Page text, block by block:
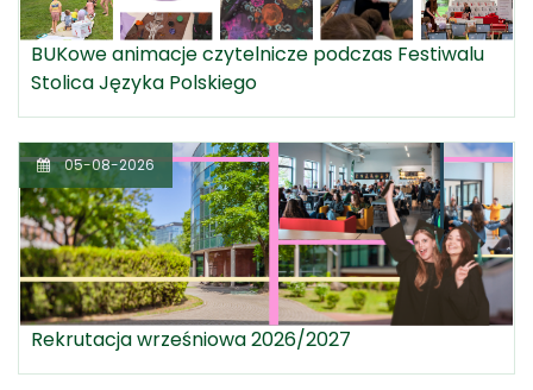
BUKowe animacje czytelnicze podczas Festiwalu
Stolica Języka Polskiego
05-08-2026
Rekrutacja wrześniowa 2026/2027